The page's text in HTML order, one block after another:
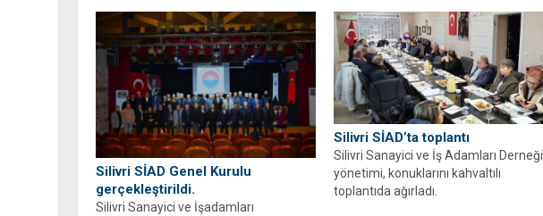
Silivri SİAD Genel Kurulu
gerçekleştirildi.
Silivri Sanayici ve İşadamları
Silivri SİAD’ta toplantı
Silivri Sanayici ve İş Adamları Derneği
yönetimi, konuklarını kahvaltılı
toplantıda ağırladı.